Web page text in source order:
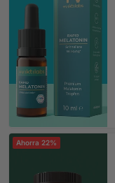
Ahorra 22%